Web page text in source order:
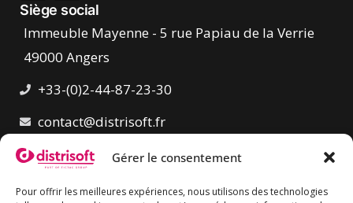
Gérer le consentement
Pour offrir les meilleures expériences, nous utilisons des technologies
Siège social
Immeuble Mayenne - 5 rue Papiau de la Verrie
49000 Angers
+33-(0)2-44-87-23-30
contact@distrisoft.fr